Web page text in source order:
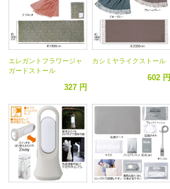
エレガントフラワージャ
ガードストール
327 円
カシミヤライクストール
602 円